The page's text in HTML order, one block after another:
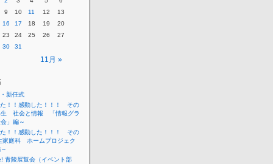
11月 »
9 10 11 12
13
16 17 18 19
20
23 24 25 26
27
30 31
新任式
！！感動した！！！ その
社会と情報 「情報グラ
」編～
！！感動した！！！ その
家庭科 ホームプロジェク
青陵展覧会（イベント部